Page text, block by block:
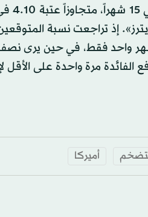
، ليصل
إذ تراجعت نسبة
الخبراء قبل شهر واحد فقط، في
مرة واحدة على الأقل
أميركا